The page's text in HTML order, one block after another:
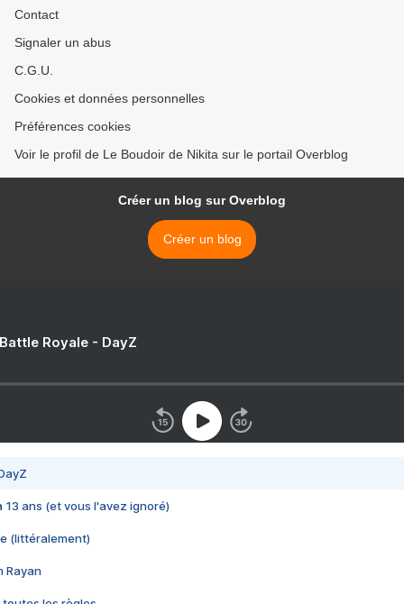
Contact
Signaler un abus
C.G.U.
Cookies et données personnelles
Préférences cookies
Voir le profil de Le Boudoir de Nikita sur le portail Overblog
Créer un blog sur Overblog
Créer un blog
Royale - DayZ
13 ans (et vous l'avez ignoré)
(littéralement)
Rayan